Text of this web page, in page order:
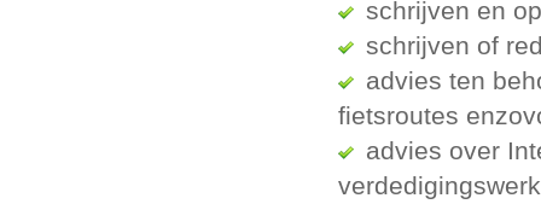
schrijven en
schrijven of
advies ten
fietsroutes
advies over